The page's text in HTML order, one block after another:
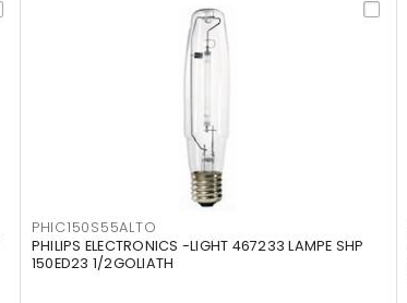
PHIC150S55ALTO
PHILIPS ELECTRONICS -LIGHT 467233 LAMPE SHP
150ED23 1/2GOLIATH